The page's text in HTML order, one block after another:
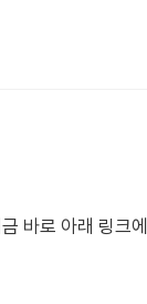
바로 아래 링크